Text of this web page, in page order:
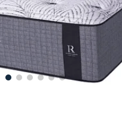
9.
bicicleta
10. sommier